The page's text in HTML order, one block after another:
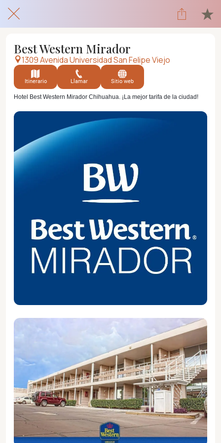
Best Western Mirador
1309 Avenida Universidad San Felipe Viejo
Itinerario Llamar Sitio web
Hotel Best Western Mirador Chihuahua. ¡La mejor tarifa de la ciudad!